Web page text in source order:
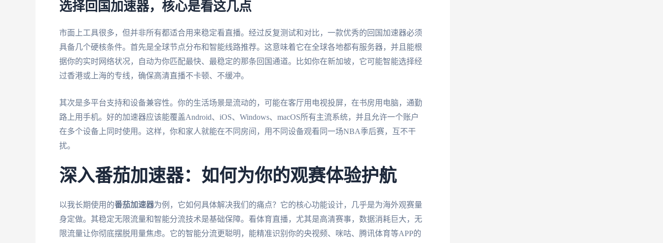
选择回国加速器，核心是看这几点
市面上工具很多，但并非所有都适合用来稳定看直播。经过反复测试和对比，一款优秀的回国加速器必须
具备几个硬核条件。首先是全球节点分布和智能线路推荐。这意味着它在全球各地都有服务器，并且能根
据你的实时网络状况，自动为你匹配最快、最稳定的那条回国通道。比如你在新加坡，它可能智能选择经
过香港或上海的专线，确保高清直播不卡顿、不缓冲。
其次是多平台支持和设备兼容性。你的生活场景是流动的，可能在客厅用电视投屏，在书房用电脑，通勤
路上用手机。好的加速器应该能覆盖Android、iOS、Windows、macOS所有主流系统，并且允许一个账户
在多个设备上同时使用。这样，你和家人就能在不同房间，用不同设备观看同一场NBA季后赛，互不干
扰。
深入番茄加速器：如何为你的观赛体验护航
以我长期使用的番茄加速器为例，它如何具体解决我们的痛点？它的核心功能设计，几乎是为海外观赛量
身定做。其稳定无限流量和智能分流技术是基础保障。看体育直播，尤其是高清赛事，数据消耗巨大，无
限流量让你彻底摆脱用量焦虑。它的智能分流更聪明，能精准识别你的央视频、咪咕、腾讯体育等APP的